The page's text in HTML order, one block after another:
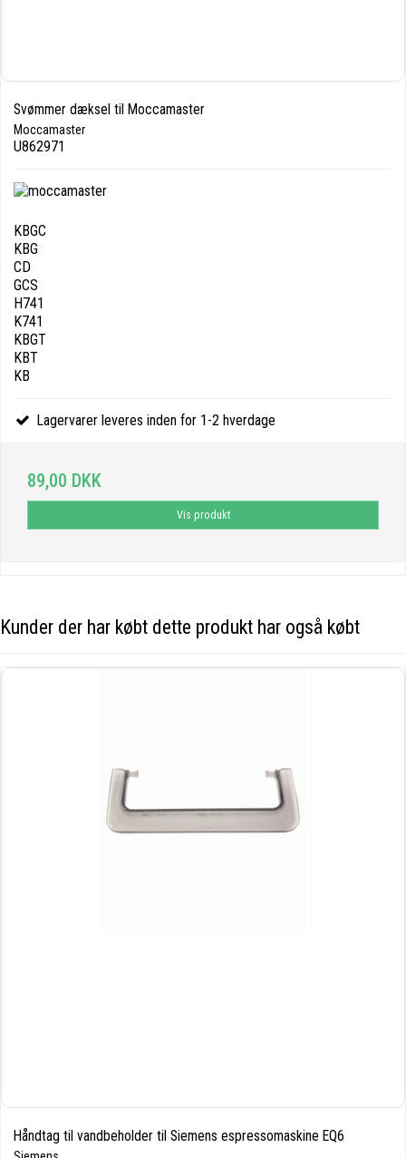
Svømmer dæksel til Moccamaster
Moccamaster
U862971
KBGC
KBG
CD
GCS
H741
K741
KBGT
KBT
KB
Lagervarer leveres inden for 1-2 hverdage
89,00 DKK
Vis produkt
Kunder der har købt dette produkt har også købt
Håndtag til vandbeholder til Siemens espressomaskine EQ6